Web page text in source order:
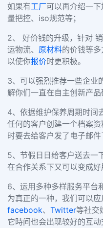
如果有工厂可以再介绍一
量把控、iso规范等；
2、 好价钱的升级，针对
运物流、 原材料的价钱等
以使你报价时更积极。
3、可以强烈推荐一些企业
解你们一直在自主创新产品
4、依据维护保养周期时间
任何的客户创建一个档案
时要去给客户发了电子邮件
5、节假日日给客户送去一
在合作关系下又可以变成好
6、运用多种多样服务平台
为真正的一种，我们可以应
facebook、 Twitter等社交
它時间也会出现较好的互动